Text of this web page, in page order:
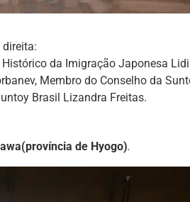
direita:
da Imigração Japonesa
Membro do Conselho da
Brasil Lizandra Freitas.
de Hyogo).